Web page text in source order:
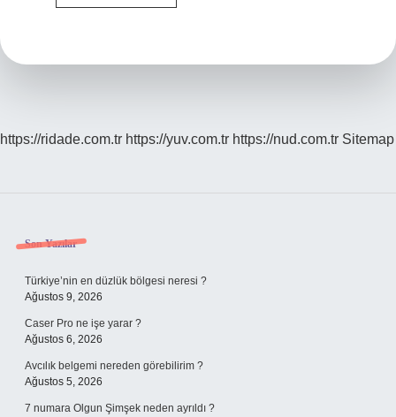
Kelimesi
https://ridade.com.tr https://yuv.com.tr https://nud.com.tr Sitemap
Sidebar
Son Yazılar
Türkiye’nin en düzlük bölgesi neresi ?
Ağustos 9, 2026
Caser Pro ne işe yarar ?
Ağustos 6, 2026
Avcılık belgemi nereden görebilirim ?
Ağustos 5, 2026
7 numara Olgun Şimşek neden ayrıldı ?